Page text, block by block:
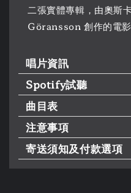
二張實體專輯，由奧斯
Göransson 創作的電影
唱片資訊
Spotify試聽
曲目表
注意事項
寄送須知及付款選項